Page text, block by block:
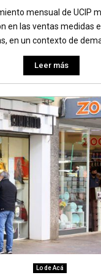
mensual de UCIP
en las ventas medidas
en un contexto de
Leer más
Lo de Acá